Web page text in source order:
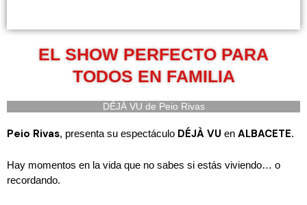
EL SHOW PERFECTO PARA
TODOS EN FAMILIA
DÉJÀ VU de Peio Rivas
Peio Rivas, presenta su espectáculo DÉJÀ VU en ALBACETE.
Hay momentos en la vida que no sabes si estás viviendo… o
recordando.